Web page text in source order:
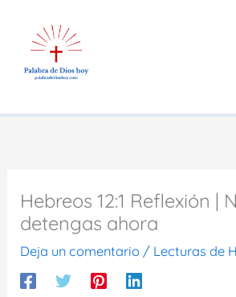
contenido
Hebreos 12:1 Reflexión |
detengas ahora
Deja un comentario / Lecturas de